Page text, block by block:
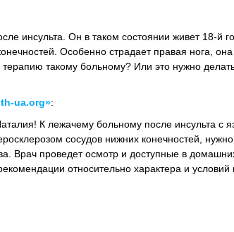
инсульта. Он в таком состоянии живет 18-й
Особенно страдает правая нога, она
такому больному? Или это нужно
ua.org»:
К лежачему больному после инсульта с
сосудов нижних конечностей,
Врач проведет осмотр и доступные в
относительно характера и